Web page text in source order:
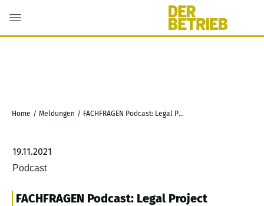
Home / Meldungen / FACHFRAGEN Podcast: Legal Project Management
19.11.2021
Podcast
FACHFRAGEN Podcast: Legal Project